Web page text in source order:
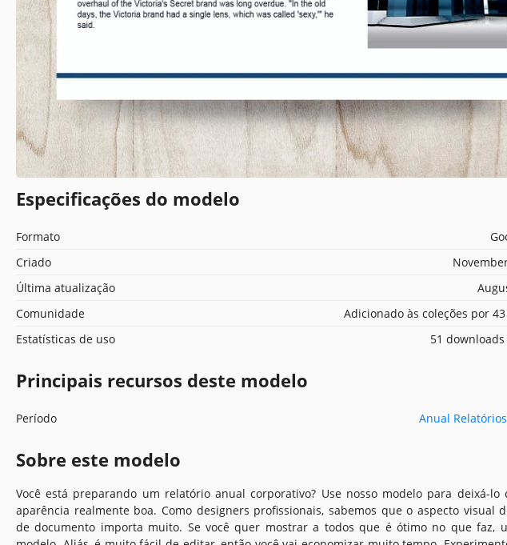
Especificações do modelo
Formato
Criado
Última atualização
Comunidade
Adicionado às coleções por
Estatísticas de uso
51
Principais recursos deste modelo
Período Anual
Sobre este modelo
Você está preparando um relatório anual corporativo? Use nosso modelo para deixá-lo
aparência realmente boa. Como designers profissionais, sabemos que o aspecto visual
de documento importa muito. Se você quer mostrar a todos que é ótimo no que faz,